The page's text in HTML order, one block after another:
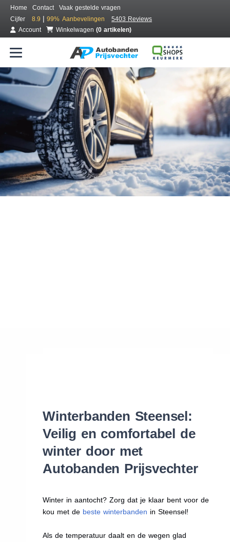
Home Contact
Vaak gestelde vragen
Cijfer
8.9 | 99% Aanbevelingen
5403 Reviews
Account
Winkelwagen (0 artikelen)
Bestel voordelig winterbanden
Gratis bezorgd of montage bij jou in de buurt
Seizoen:
Merken:
Winterbanden Steensel:
Veilig en comfortabel de
winter door met
Autobanden Prijsvechter
Winter in aantocht? Zorg dat je klaar bent voor de
kou met de beste winterbanden in Steensel!
Als de temperatuur daalt en de wegen glad